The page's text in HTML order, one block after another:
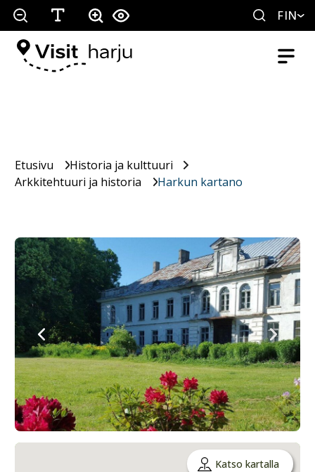
FIN
Etusivu
Historia ja kulttuuri
Arkkitehtuuri ja historia
Harkun kartano
Katso kartalla